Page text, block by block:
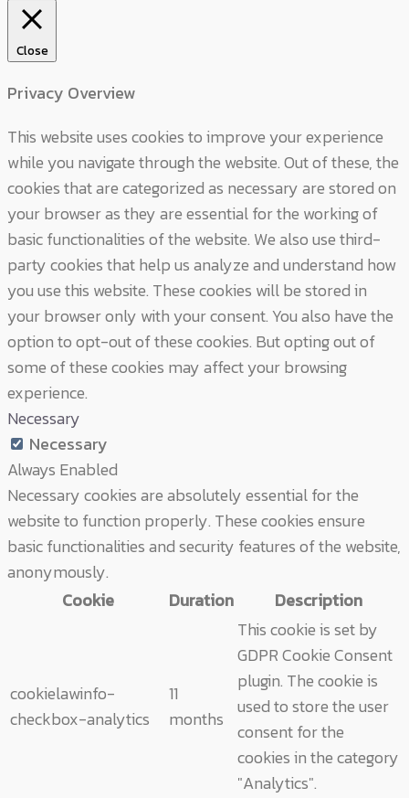
Close
Privacy Overview
This website uses cookies to improve your experience
while you navigate through the website. Out of these, the
cookies that are categorized as necessary are stored on
your browser as they are essential for the working of
basic functionalities of the website. We also use third-
party cookies that help us analyze and understand how
you use this website. These cookies will be stored in
your browser only with your consent. You also have the
option to opt-out of these cookies. But opting out of
some of these cookies may affect your browsing
experience.
Necessary
Necessary
Always Enabled
Necessary cookies are absolutely essential for the
website to function properly. These cookies ensure
basic functionalities and security features of the website,
anonymously.
Cookie
Duration Description
cookielawinfo-
checkbox-analytics
11
months
This cookie is set by
GDPR Cookie Consent
plugin. The cookie is
used to store the user
consent for the
cookies in the category
"Analytics".